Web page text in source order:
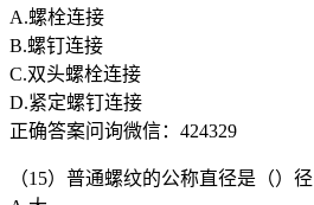
A.螺栓连接
B.螺钉连接
C.双头螺栓连接
D.紧定螺钉连接
正确答案问询微信：424329
（15）普通螺纹的公称直径是（）径